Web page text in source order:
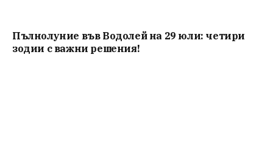
Пълнолуние във Водолей на 29 юли: четири
зодии с важни решения!